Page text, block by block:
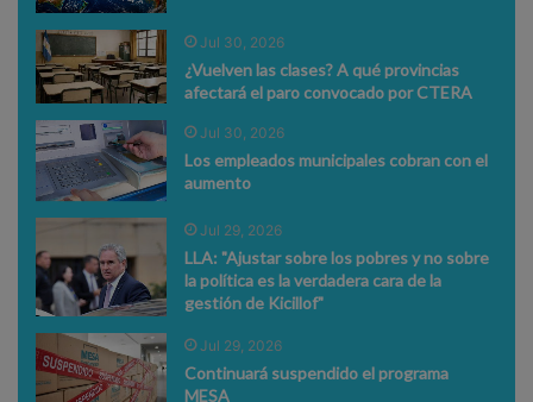
Jul 30, 2026
¿Vuelven las clases? A qué provincias
afectará el paro convocado por CTERA
Jul 30, 2026
Los empleados municipales cobran con el
aumento
Jul 29, 2026
LLA: "Ajustar sobre los pobres y no sobre
la política es la verdadera cara de la
gestión de Kicillof"
Jul 29, 2026
Continuará suspendido el programa
MESA